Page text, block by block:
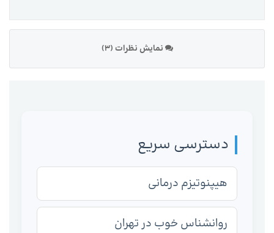
نمایش نظرات (3)
دسترسی سریع
هیپنوتیزم درمانی
روانشناس خوب در تهران